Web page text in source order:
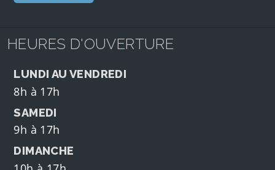
HEURES D'OUVERTURE
LUNDI AU VENDREDI
8h à 17h
SAMEDI
9h à 17h
DIMANCHE